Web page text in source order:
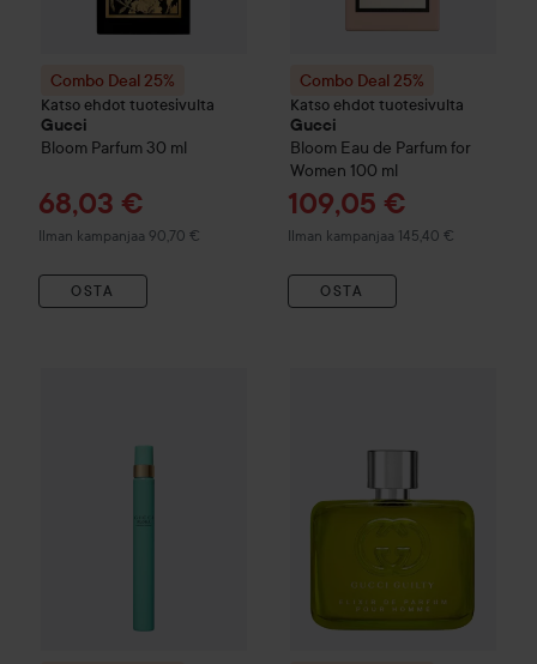
Combo Deal 25%
Katso ehdot tuotesivulta
Gucci
Bloom Parfum 30 ml
Tarjoushinta
68,03 €
Ilman kampanjaa 90,70 €
OSTA
Combo Deal 25%
Katso ehdot tuotesivulta
Gucci
Bloom Eau de Parfum for
Women 100 ml
Tarjoushinta
109,05 €
Ilman kampanjaa 145,40 €
OSTA